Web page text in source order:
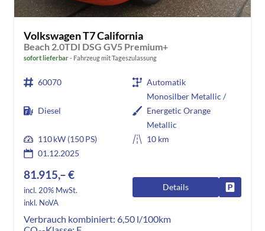
Volkswagen T7 California
Beach 2.0TDI DSG GV5 Premium+
sofort lieferbar Fahrzeug mit Tageszulassung
60070 Automatik
Diesel
Monosilber Metallic /
Energetic Orange
Metallic
110 kW (150 PS)
10 km
01.12.2025
81.915,– €
incl. 20% MwSt.
inkl. NoVA
Details
Verbrauch kombiniert: 6,50 l/100km